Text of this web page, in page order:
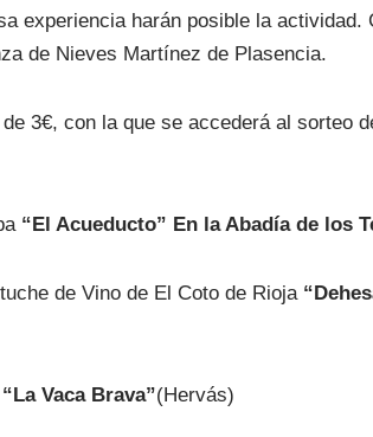
experiencia harán posible la actividad.
de Nieves Martínez de Plasencia.
3€, con la que se accederá al sorteo
“El Acueducto” En la Abadía de los
de Vino de El Coto de Rioja
“La Vaca Brava”(Hervás)